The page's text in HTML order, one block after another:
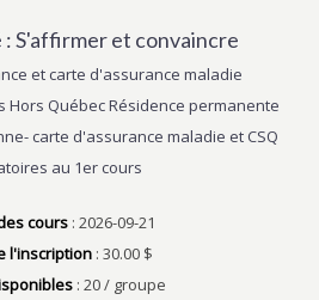
: S'affirmer et convaincre
et carte d'assurance maladie
Hors Québec Résidence permanente
carte d'assurance maladie et CSQ
au 1er cours
cours: 2026-09-21
l'inscription : 30.00 $
: 20 / groupe